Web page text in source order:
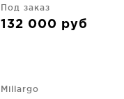
Под заказ
132 000 руб
Millargo